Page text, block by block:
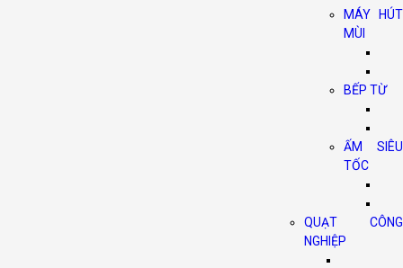
MÁY HÚT
MÙI
BẾP TỪ
ẤM SIÊU
TỐC
QUẠT CÔNG
NGHIỆP